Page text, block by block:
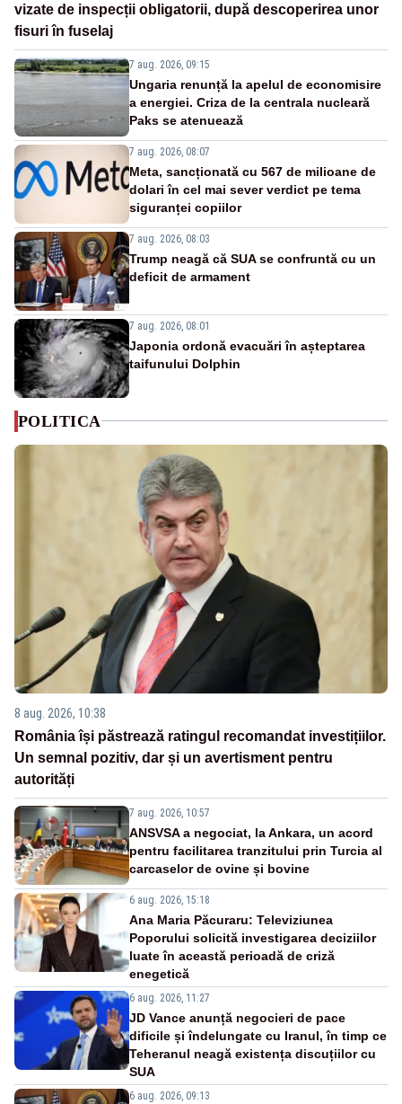
vizate de inspecții obligatorii, după descoperirea unor
fisuri în fuselaj
7 aug. 2026, 09:15
Ungaria renunță la apelul de economisire
a energiei. Criza de la centrala nucleară
Paks se atenuează
7 aug. 2026, 08:07
Meta, sancționată cu 567 de milioane de
dolari în cel mai sever verdict pe tema
siguranței copiilor
7 aug. 2026, 08:03
Trump neagă că SUA se confruntă cu un
deficit de armament
7 aug. 2026, 08:01
Japonia ordonă evacuări în așteptarea
taifunului Dolphin
POLITICA
8 aug. 2026, 10:38
România își păstrează ratingul recomandat investițiilor.
Un semnal pozitiv, dar și un avertisment pentru
autorități
7 aug. 2026, 10:57
ANSVSA a negociat, la Ankara, un acord
pentru facilitarea tranzitului prin Turcia al
carcaselor de ovine și bovine
6 aug. 2026, 15:18
Ana Maria Păcuraru: Televiziunea
Poporului solicită investigarea deciziilor
luate în această perioadă de criză
enegetică
6 aug. 2026, 11:27
JD Vance anunță negocieri de pace
dificile și îndelungate cu Iranul, în timp ce
Teheranul neagă existența discuțiilor cu
SUA
6 aug. 2026, 09:13